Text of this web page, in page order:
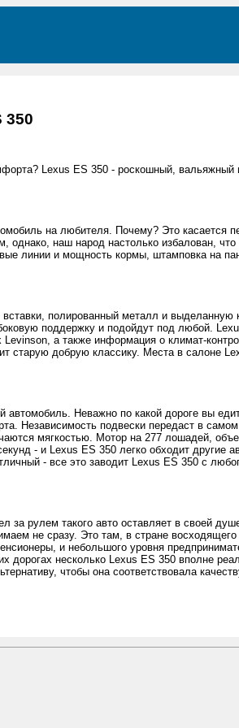
350
Lexus ES 350 - роскошный,
на любителя. Почему? Это касается
однако, наш народ настолько избалован,
линии и мощность кормы, штамповка на
полированный металл и
поддержку и подойдут под любой.
а также информация о климат-
старую добрую классику. Места в салоне
автомобиль. Неважно по какой дороге вы
Независимость подвески передаст в
мягкостью. Мотор на 277 лошадей,
- и Lexus ES 350 легко обходит другие
- все это заводит Lexus ES 350 с
за рулем такого авто оставляет в своей
не сразу. Это там, в стране
и небольшого уровня
дорогах несколько Lexus ES 350 вполне
чтобы она соответствовала